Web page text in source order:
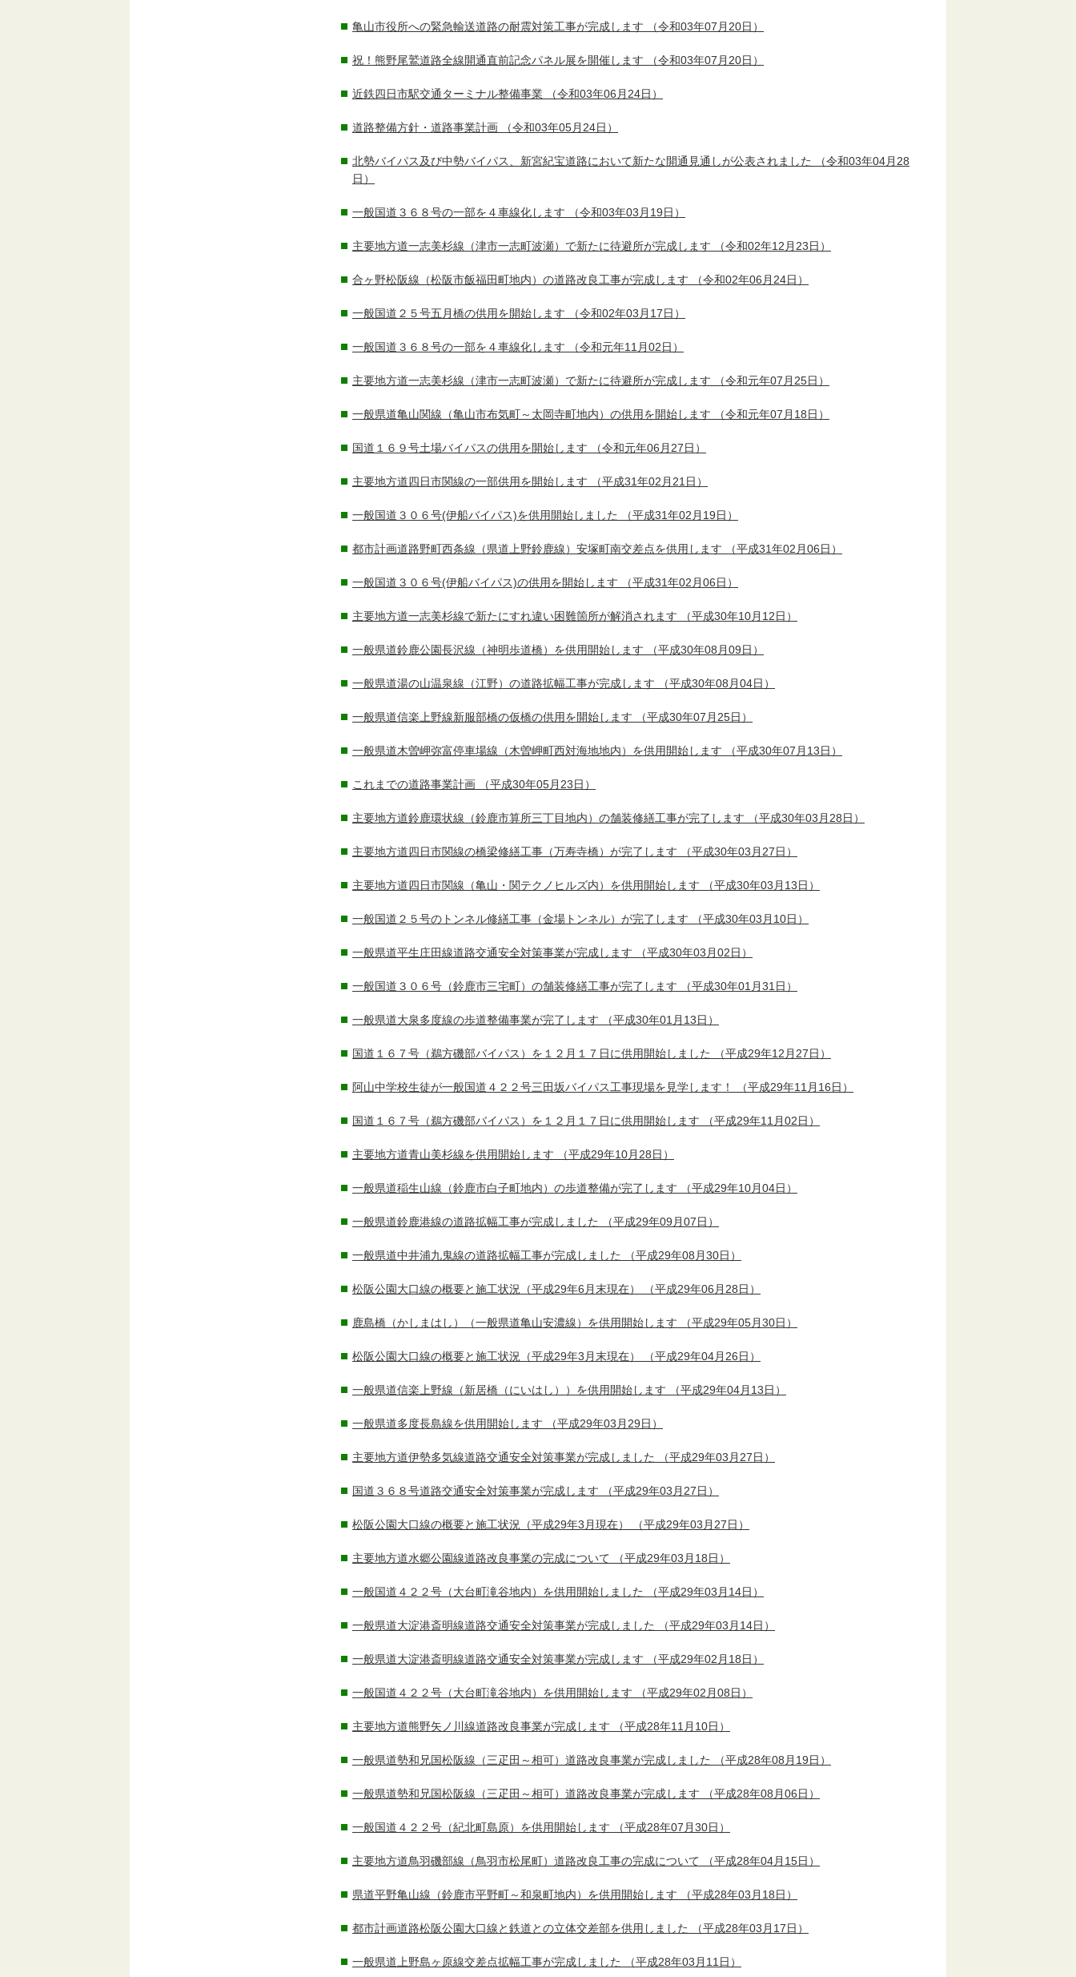
亀山市役所への緊急輸送道路の耐震対策工事が完成します （令和03年07月20日）
祝！熊野尾鷲道路全線開通直前記念パネル展を開催します （令和03年07月20日）
近鉄四日市駅交通ターミナル整備事業 （令和03年06月24日）
道路整備方針・道路事業計画 （令和03年05月24日）
北勢バイパス及び中勢バイパス、新宮紀宝道路において新たな開通見通しが公表されました
（令和03年04月28
日）
一般国道３６８号の一部を４車線化します （令和03年03月19日）
主要地方道一志美杉線（津市一志町波瀬）で新たに待避所が完成します （令和02年12月23日）
合ヶ野松阪線（松阪市飯福田町地内）の道路改良工事が完成します （令和02年06月24日）
一般国道２５号五月橋の供用を開始します （令和02年03月17日）
一般国道３６８号の一部を４車線化します （令和元年11月02日）
主要地方道一志美杉線（津市一志町波瀬）で新たに待避所が完成します （令和元年07月25日）
一般県道亀山関線（亀山市布気町～太岡寺町地内）の供用を開始します （令和元年07月18日）
国道１６９号土場バイパスの供用を開始します （令和元年06月27日）
主要地方道四日市関線の一部供用を開始します （平成31年02月21日）
一般国道３０６号(伊船バイパス)を供用開始しました （平成31年02月19日）
都市計画道路野町西条線（県道上野鈴鹿線）安塚町南交差点を供用します （平成31年02月06日）
一般国道３０６号(伊船バイパス)の供用を開始します （平成31年02月06日）
主要地方道一志美杉線で新たにすれ違い困難箇所が解消されます （平成30年10月12日）
一般県道鈴鹿公園長沢線（神明歩道橋）を供用開始します （平成30年08月09日）
一般県道湯の山温泉線（江野）の道路拡幅工事が完成します （平成30年08月04日）
一般県道信楽上野線新服部橋の仮橋の供用を開始します （平成30年07月25日）
一般県道木曽岬弥富停車場線（木曽岬町西対海地地内）を供用開始します （平成30年07月13日）
これまでの道路事業計画 （平成30年05月23日）
主要地方道鈴鹿環状線（鈴鹿市算所三丁目地内）の舗装修繕工事が完了します （平成30年03月28日）
主要地方道四日市関線の橋梁修繕工事（万寿寺橋）が完了します （平成30年03月27日）
主要地方道四日市関線（亀山・関テクノヒルズ内）を供用開始します （平成30年03月13日）
一般国道２５号のトンネル修繕工事（金場トンネル）が完了します （平成30年03月10日）
一般県道平生庄田線道路交通安全対策事業が完成します （平成30年03月02日）
一般国道３０６号（鈴鹿市三宅町）の舗装修繕工事が完了します （平成30年01月31日）
一般県道大泉多度線の歩道整備事業が完了します （平成30年01月13日）
国道１６７号（鵜方磯部バイパス）を１２月１７日に供用開始しました （平成29年12月27日）
阿山中学校生徒が一般国道４２２号三田坂バイパス工事現場を見学します！ （平成29年11月16日）
国道１６７号（鵜方磯部バイパス）を１２月１７日に供用開始します （平成29年11月02日）
主要地方道青山美杉線を供用開始します （平成29年10月28日）
一般県道稲生山線（鈴鹿市白子町地内）の歩道整備が完了します （平成29年10月04日）
一般県道鈴鹿港線の道路拡幅工事が完成しました （平成29年09月07日）
一般県道中井浦九鬼線の道路拡幅工事が完成しました （平成29年08月30日）
松阪公園大口線の概要と施工状況（平成29年6月末現在） （平成29年06月28日）
鹿島橋（かしまはし）（一般県道亀山安濃線）を供用開始します （平成29年05月30日）
松阪公園大口線の概要と施工状況（平成29年3月末現在） （平成29年04月26日）
一般県道信楽上野線（新居橋（にいはし））を供用開始します （平成29年04月13日）
一般県道多度長島線を供用開始します （平成29年03月29日）
主要地方道伊勢多気線道路交通安全対策事業が完成しました （平成29年03月27日）
国道３６８号道路交通安全対策事業が完成します （平成29年03月27日）
松阪公園大口線の概要と施工状況（平成29年3月現在） （平成29年03月27日）
主要地方道水郷公園線道路改良事業の完成について （平成29年03月18日）
一般国道４２２号（大台町滝谷地内）を供用開始しました （平成29年03月14日）
一般県道大淀港斎明線道路交通安全対策事業が完成しました （平成29年03月14日）
一般県道大淀港斎明線道路交通安全対策事業が完成します （平成29年02月18日）
一般国道４２２号（大台町滝谷地内）を供用開始します （平成29年02月08日）
主要地方道熊野矢ノ川線道路改良事業が完成します （平成28年11月10日）
一般県道勢和兄国松阪線（三疋田～相可）道路改良事業が完成しました （平成28年08月19日）
一般県道勢和兄国松阪線（三疋田～相可）道路改良事業が完成します （平成28年08月06日）
一般国道４２２号（紀北町島原）を供用開始します （平成28年07月30日）
主要地方道鳥羽磯部線（鳥羽市松尾町）道路改良工事の完成について （平成28年04月15日）
県道平野亀山線（鈴鹿市平野町～和泉町地内）を供用開始します （平成28年03月18日）
都市計画道路松阪公園大口線と鉄道との立体交差部を供用しました （平成28年03月17日）
一般県道上野島ヶ原線交差点拡幅工事が完成しました （平成28年03月11日）